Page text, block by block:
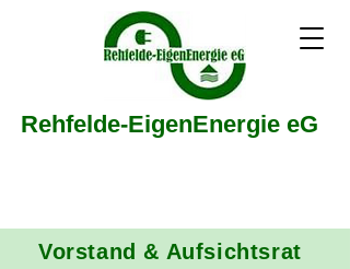
Rehfelde-EigenEnergie eG
Vorstand & Aufsichtsrat